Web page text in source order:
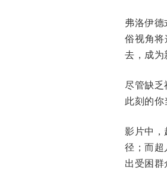
弗洛伊
俗视角
去，成为
尽管缺乏
此刻的你
影片中
径；而超
出受困